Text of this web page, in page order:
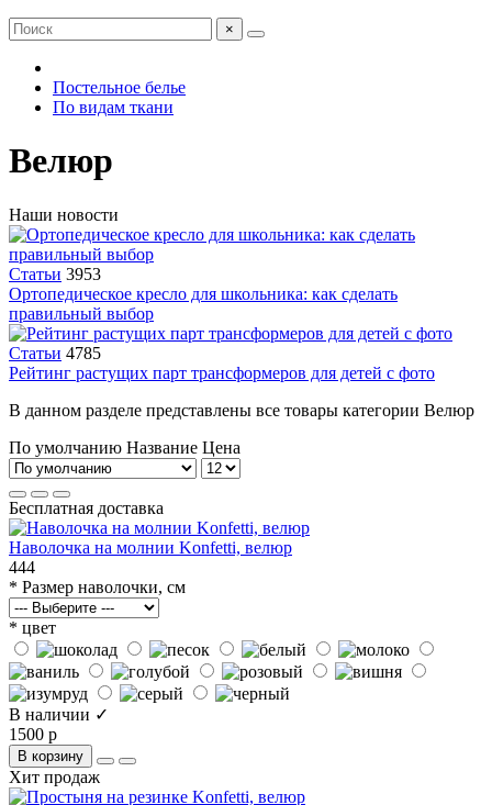
×
Постельное белье
По видам ткани
Велюр
Наши новости
Статьи 3953
Ортопедическое кресло для школьника: как сделать
правильный выбор
Статьи 4785
Рейтинг растущих парт трансформеров для детей с фото
В данном разделе представлены все товары категории Велюр
По умолчанию Название Цена
Бесплатная доставка
Наволочка на молнии Konfetti, велюр
444
* Размер наволочки, см
* цвет
В наличии ✓
1500 р
В корзину
Хит продаж